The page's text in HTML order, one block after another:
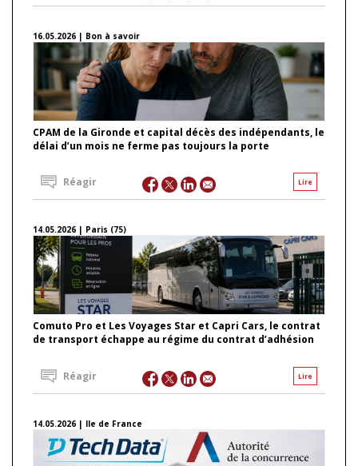
16.05.2026 | Bon à savoir
CPAM de la Gironde et capital décès des indépendants, le
délai d’un mois ne ferme pas toujours la porte
Lire
Réagir
14.05.2026 | Paris (75)
Comuto Pro et Les Voyages Star et Capri Cars, le contrat
de transport échappe au régime du contrat d’adhésion
Lire
Réagir
14.05.2026 | Ile de France